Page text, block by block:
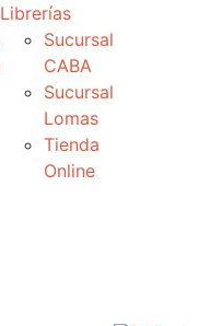
Librerías
Sucursal
CABA
Sucursal
Lomas
Tienda
Online